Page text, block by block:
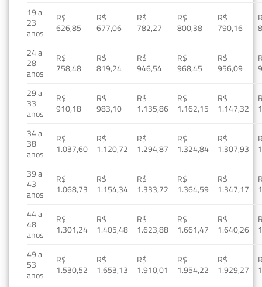
19 a
23
anos
R$
626,85
R$
677,06
R$
782,27
R$
800,38
R$
790,16
24 a
28
anos
R$
758,48
R$
819,24
R$
946,54
R$
968,45
R$
956,09
29 a
33
anos
R$
910,18
R$
983,10
R$
1.135,86
R$
1.162,15
R$
1.147,32
34 a
38
anos
R$
1.037,60
R$
1.120,72
R$
1.294,87
R$
1.324,84
R$
1.307,93
39 a
43
anos
R$
1.068,73
R$
1.154,34
R$
1.333,72
R$
1.364,59
R$
1.347,17
44 a
48
anos
R$
1.301,24
R$
1.405,48
R$
1.623,88
R$
1.661,47
R$
1.640,26
49 a
53
anos
R$
1.530,52
R$
1.653,13
R$
1.910,01
R$
1.954,22
R$
1.929,27